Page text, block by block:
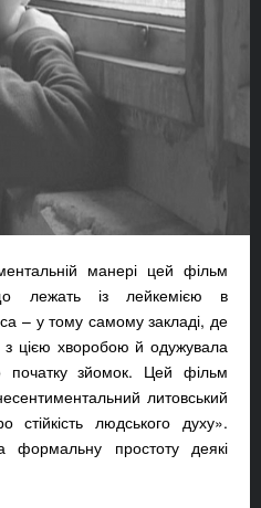
манері цей фільм
лежать із лейкемією в
– у тому самому закладі, де
з цією хворобою й одужувала
зйомок. Цей фільм
литовський
людського духу».
формальну простоту деякі